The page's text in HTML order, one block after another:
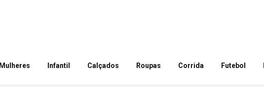
Mulheres Infantil Calçados Roupas Corrida Futebol